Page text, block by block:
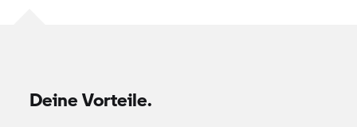
Deine Vorteile.